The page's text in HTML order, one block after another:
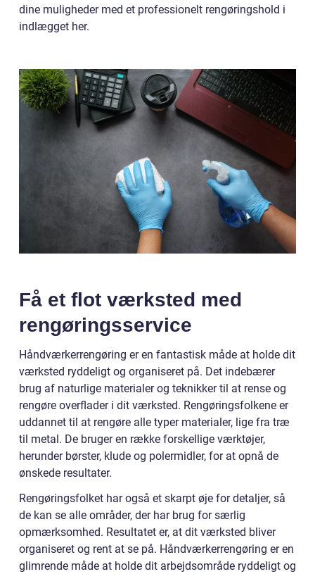
dine muligheder med et professionelt rengøringshold i
indlægget her.
Få et flot værksted med
rengøringsservice
Håndværkerrengøring er en fantastisk måde at holde dit
værksted ryddeligt og organiseret på. Det indebærer
brug af naturlige materialer og teknikker til at rense og
rengøre overflader i dit værksted. Rengøringsfolkene er
uddannet til at rengøre alle typer materialer, lige fra træ
til metal. De bruger en række forskellige værktøjer,
herunder børster, klude og polermidler, for at opnå de
ønskede resultater.
Rengøringsfolket har også et skarpt øje for detaljer, så
de kan se alle områder, der har brug for særlig
opmærksomhed. Resultatet er, at dit værksted bliver
organiseret og rent at se på. Håndværkerrengøring er en
glimrende måde at holde dit arbejdsområde ryddeligt og